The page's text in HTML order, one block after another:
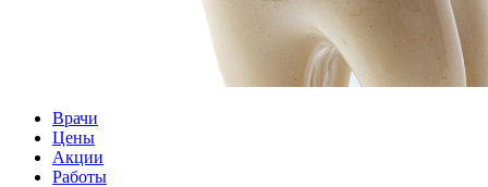
Врачи
Цены
Акции
Работы